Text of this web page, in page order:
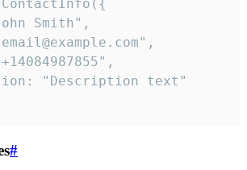
Smith",
"Description text"
#